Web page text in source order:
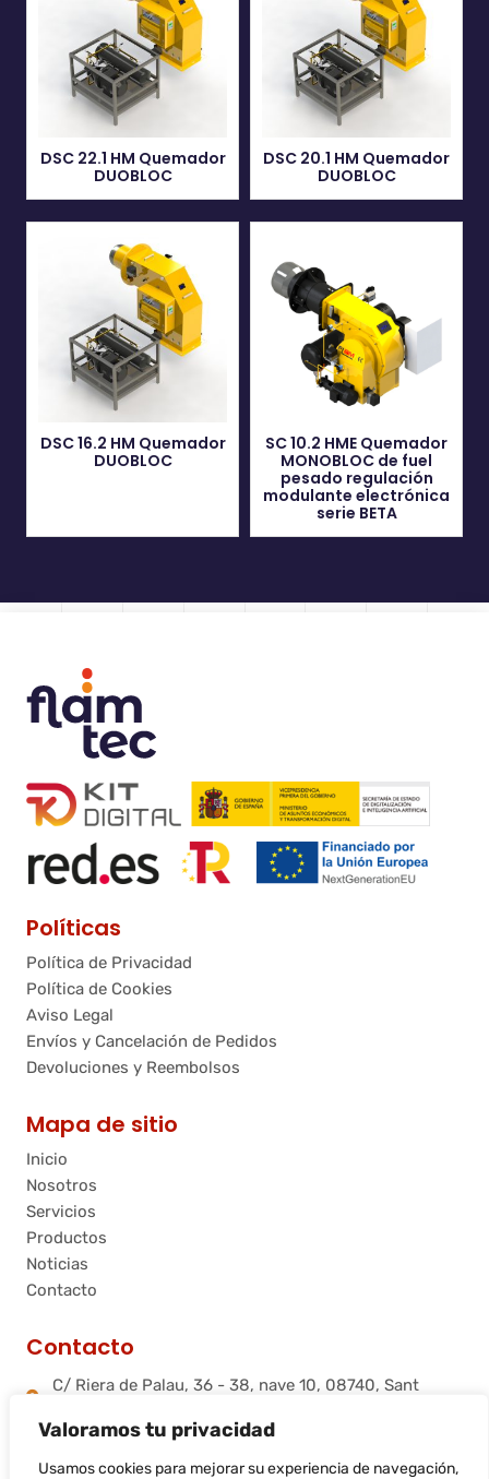
Valoramos tu privacidad
Usamos cookies para mejorar su experiencia de navegación,
DSC 22.1 HM Quemador
DUOBLOC
DSC 20.1 HM Quemador
DUOBLOC
DSC 16.2 HM Quemador
DUOBLOC
SC 10.2 HME Quemador
MONOBLOC de fuel
pesado regulación
modulante electrónica
serie BETA
Políticas
Política de Privacidad
Política de Cookies
Aviso Legal
Envíos y Cancelación de Pedidos
Devoluciones y Reembolsos
Mapa de sitio
Inicio
Nosotros
Servicios
Productos
Noticias
Contacto
Contacto
C/ Riera de Palau, 36 - 38, nave 10, 08740, Sant
info@flamtec.es
+34 937 06 00 52